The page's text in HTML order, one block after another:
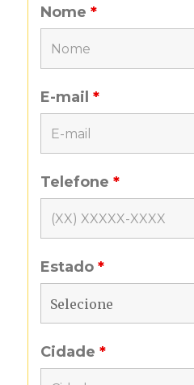
Nome*
E-mail*
Telefone*
Estado*
Cidade*